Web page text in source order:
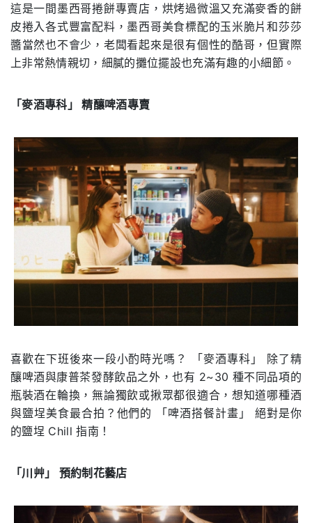
這是一間墨西哥捲餅專賣店，烘烤過微溫又充滿麥香的餅
皮捲入各式豐富配料，墨西哥美食標配的玉米脆片和莎莎
醬當然也不會少，老闆看起來是很有個性的酷哥，但實際
上非常熱情親切，細膩的攤位擺設也充滿有趣的小細節。
「麥酒專科」 精釀啤酒專賣
喜歡在下班後來一段小酌時光嗎？ 「麥酒專科」 除了精
釀啤酒與康普茶發酵飲品之外，也有 2~30 種不同品項的
瓶裝酒在輪換，無論獨飲或揪眾都很適合，想知道哪種酒
與鹽埕美食最合拍？他們的 「啤酒搭餐計畫」 絕對是你
的鹽埕 Chill 指南！
「川艸」 預約制花藝店